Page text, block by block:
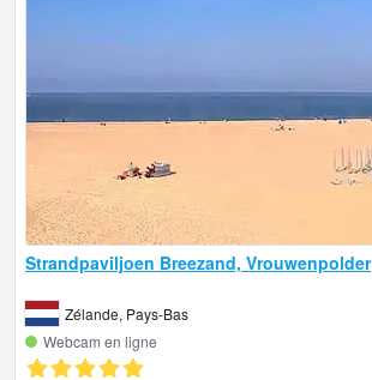
Strandpaviljoen Breezand, Vrouwenpolder
Zélande, Pays-Bas
Webcam en ligne